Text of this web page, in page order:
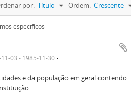
por: Título Ordem: Crescente
específicos
03 - 1985-11-30
e da população em geral contendo